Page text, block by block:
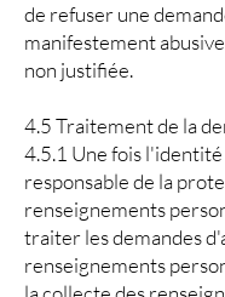
de refuser une
manifestement
non justifiée.
4.5 Traitement de la
4.5.1 Une fois
responsable de la
renseignements
traiter les demandes
renseignements